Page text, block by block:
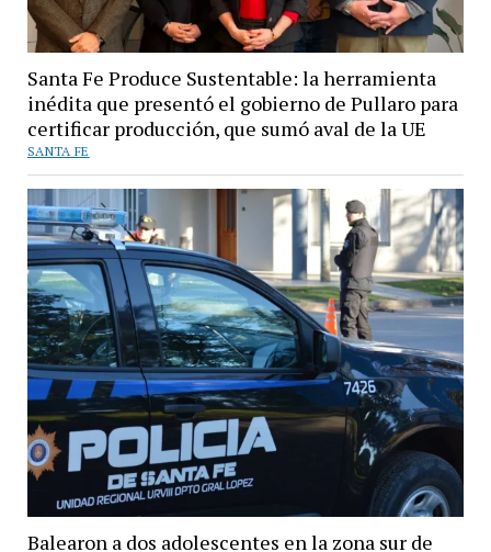
Santa Fe Produce Sustentable: la herramienta
inédita que presentó el gobierno de Pullaro para
certificar producción, que sumó aval de la UE
SANTA FE
Balearon a dos adolescentes en la zona sur de